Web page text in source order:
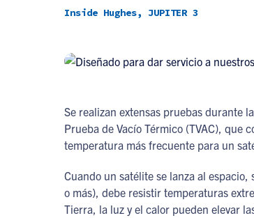
Inside Hughes, JUPITER 3
Se realizan extensas pruebas durante
Prueba de Vacío Térmico (TVAC), que
temperatura más frecuente para un
Cuando un satélite se lanza al
o más), debe resistir temperaturas
Tierra, la luz y el calor pueden elevar